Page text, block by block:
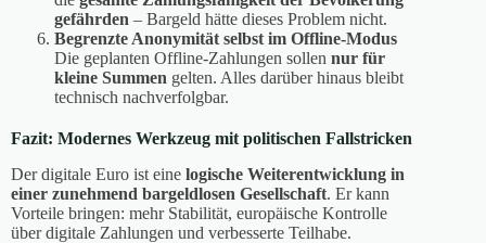
gefährden – Bargeld hätte dieses Problem nicht.
Begrenzte Anonymität selbst im Offline-Modus
Die geplanten Offline-Zahlungen sollen nur für
kleine Summen gelten. Alles darüber hinaus bleibt
technisch nachverfolgbar.
Fazit: Modernes Werkzeug mit politischen Fallstricken
Der digitale Euro ist eine logische Weiterentwicklung in
einer zunehmend bargeldlosen Gesellschaft. Er kann
Vorteile bringen: mehr Stabilität, europäische Kontrolle
über digitale Zahlungen und verbesserte Teilhabe.